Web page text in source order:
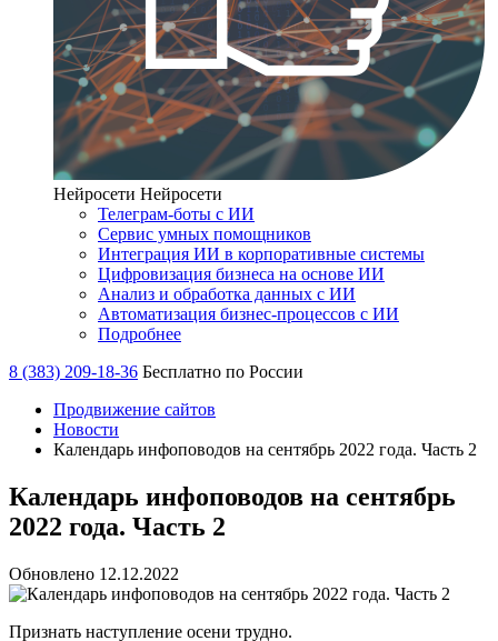
Нейросети Нейросети
Телеграм-боты с ИИ
Сервис умных помощников
Интеграция ИИ в корпоративные системы
Цифровизация бизнеса на основе ИИ
Анализ и обработка данных с ИИ
Автоматизация бизнес-процессов с ИИ
Подробнее
8 (383) 209-18-36 Бесплатно по России
Продвижение сайтов
Новости
Календарь инфоповодов на сентябрь 2022 года. Часть 2
Календарь инфоповодов на сентябрь
2022 года. Часть 2
Обновлено 12.12.2022
Признать наступление осени трудно.